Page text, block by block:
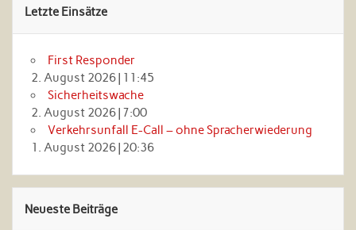
Letzte Einsätze
First Responder
2. August 2026| 11:45
Sicherheitswache
2. August 2026| 7:00
Verkehrsunfall E-Call – ohne Spracherwiederung
1. August 2026| 20:36
Neueste Beiträge